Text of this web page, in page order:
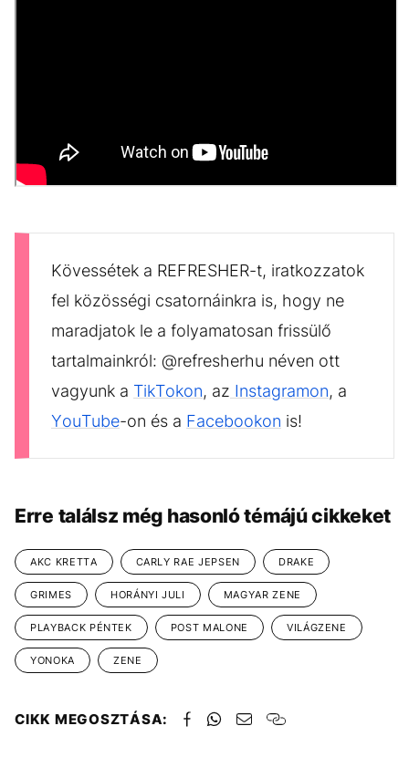
Kövessétek a REFRESHER-t, iratkozzatok
fel közösségi csatornáinkra is, hogy ne
maradjatok le a folyamatosan frissülő
tartalmainkról: @refresherhu néven ott
vagyunk a TikTokon, az Instagramon, a
YouTube-on és a Facebookon is!
Erre találsz még hasonló témájú cikkeket
AKC KRETTA CARLY RAE JEPSEN DRAKE
GRIMES HORÁNYI JULI MAGYAR ZENE
PLAYBACK PÉNTEK POST MALONE VILÁGZENE
YONOKA ZENE
CIKK MEGOSZTÁSA: